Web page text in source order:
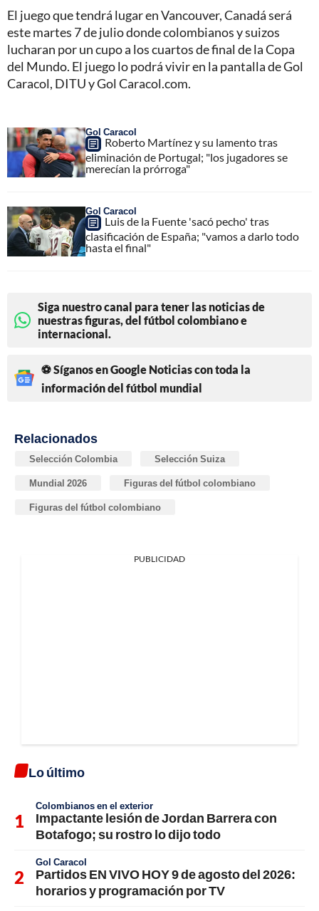
El juego que tendrá lugar en Vancouver, Canadá será
este martes 7 de julio donde colombianos y suizos
lucharan por un cupo a los cuartos de final de la Copa
del Mundo. El juego lo podrá vivir en la pantalla de Gol
Caracol, DITU y Gol Caracol.com.
Gol Caracol
Roberto Martínez y su lamento tras
eliminación de Portugal; "los jugadores se
merecían la prórroga"
Gol Caracol
Luis de la Fuente 'sacó pecho' tras
clasificación de España; "vamos a darlo todo
hasta el final"
Siga nuestro canal para tener las noticias de
nuestras figuras, del fútbol colombiano e
internacional.
⚽ Síganos en Google Noticias con toda la
información del fútbol mundial
Relacionados
Selección Colombia Selección Suiza
Mundial 2026 Figuras del fútbol colombiano
Figuras del fútbol colombiano
PUBLICIDAD
Lo último
Colombianos en el exterior
Impactante lesión de Jordan Barrera con
Botafogo; su rostro lo dijo todo
Gol Caracol
Partidos EN VIVO HOY 9 de agosto del 2026:
horarios y programación por TV